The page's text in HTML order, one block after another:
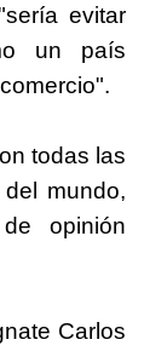
evitar
un país
todas las
mundo,
opinión
Carlos